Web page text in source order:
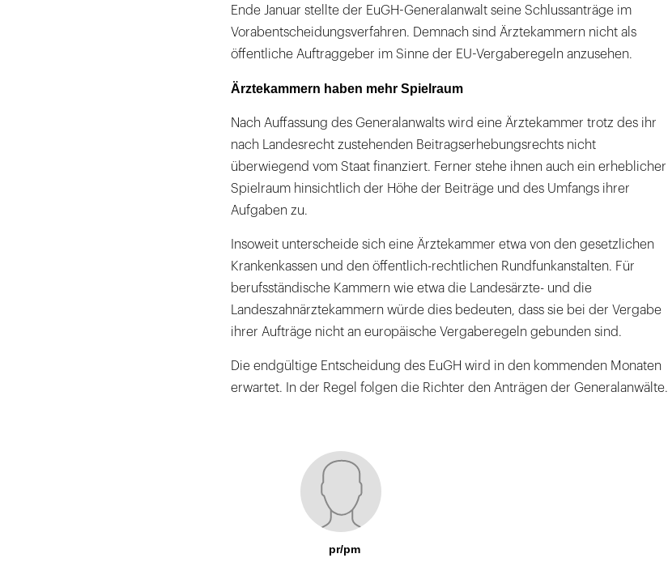
Ende Januar stellte der EuGH-Generalanwalt seine Schlussanträge im
Vorabentscheidungsverfahren. Demnach sind Ärztekammern nicht als
öffentliche Auftraggeber im Sinne der EU-Vergaberegeln anzusehen.
Ärztekammern haben mehr Spielraum
Nach Auffassung des Generalanwalts wird eine Ärztekammer trotz des ihr
nach Landesrecht zustehenden Beitragserhebungsrechts nicht
überwiegend vom Staat finanziert. Ferner stehe ihnen auch ein erheblicher
Spielraum hinsichtlich der Höhe der Beiträge und des Umfangs ihrer
Aufgaben zu.
Insoweit unterscheide sich eine Ärztekammer etwa von den gesetzlichen
Krankenkassen und den öffentlich-rechtlichen Rundfunkanstalten. Für
berufsständische Kammern wie etwa die Landesärzte- und die
Landeszahnärztekammern würde dies bedeuten, dass sie bei der Vergabe
ihrer Aufträge nicht an europäische Vergaberegeln gebunden sind.
Die endgültige Entscheidung des EuGH wird in den kommenden Monaten
erwartet. In der Regel folgen die Richter den Anträgen der Generalanwälte.
pr/pm